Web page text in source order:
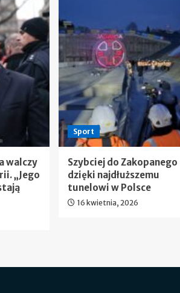
walczy
„Jego
Sport
Szybciej do Zakopanego
dzięki najdłuższemu
tunelowi w Polsce
16 kwietnia, 2026